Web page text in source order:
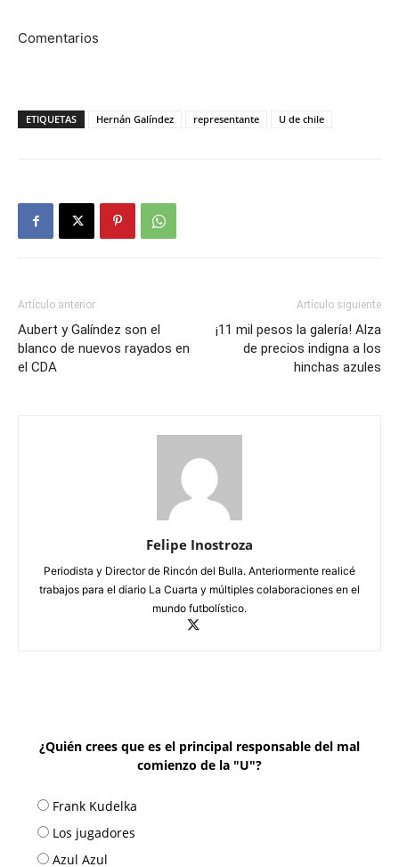
Comentarios
ETIQUETAS Hernán Galíndez representante U de chile
Artículo anterior
Aubert y Galíndez son el
blanco de nuevos rayados en
el CDA
Artículo siguiente
¡11 mil pesos la galería! Alza
de precios indigna a los
hinchas azules
Felipe Inostroza
Periodista y Director de Rincón del Bulla. Anteriormente realicé
trabajos para el diario La Cuarta y múltiples colaboraciones en el
mundo futbolístico.
¿Quién crees que es el principal responsable del mal
comienzo de la "U"?
Frank Kudelka
Los jugadores
Azul Azul